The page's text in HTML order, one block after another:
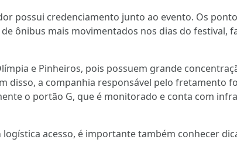
possui credenciamento junto ao evento. Os
ônibus mais movimentados nos dias do festival,
e Pinheiros, pois possuem grande
a companhia responsável pelo fretamento
o portão G, que é monitorado e conta com
acesso, é importante também conhecer